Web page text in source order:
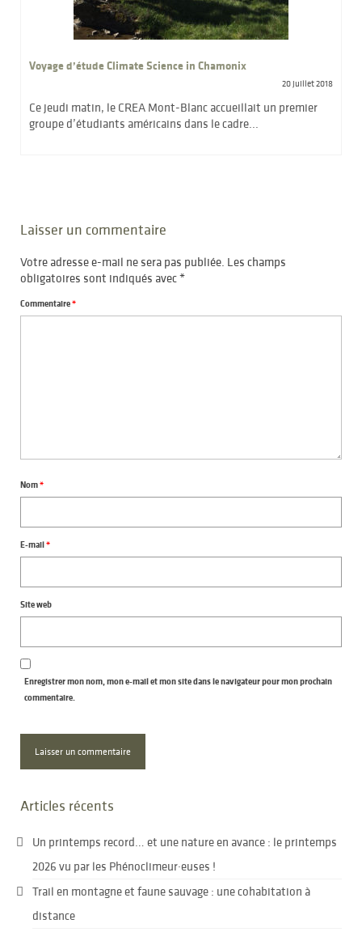
Voyage d’étude Climate Science in Chamonix
20 juillet 2018
Ce jeudi matin, le CREA Mont-Blanc accueillait un premier
groupe d’étudiants américains dans le cadre...
Laisser un commentaire
Votre adresse e-mail ne sera pas publiée. Les champs
obligatoires sont indiqués avec*
Commentaire*
Nom*
E-mail*
Site web
Enregistrer mon nom, mon e-mail et mon site dans le navigateur pour mon prochain
commentaire.
Articles récents
Un printemps record… et une nature en avance : le printemps
2026 vu par les Phénoclimeur·euses !
Trail en montagne et faune sauvage : une cohabitation à
distance